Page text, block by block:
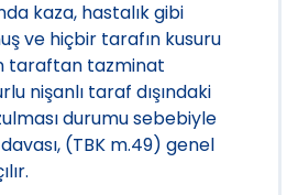
kaza, hastalık gibi
ve hiçbir tarafın kusuru
taraftan tazminat
nişanlı taraf dışındaki
durumu sebebiyle
(TBK m.49) genel